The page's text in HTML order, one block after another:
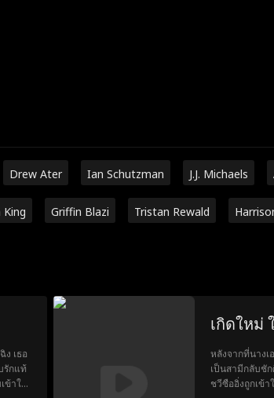
Drew Ater Ian Schutzman J.J. Michaels
Griffin Blazi Tristan Rewald
ง เธอ
รักแท้
ข้าใจ
เกิดใหม่
หลังจากที่นางเ
เป็นสามีกลับชั
ชวีซืออิ่งถูกเข้